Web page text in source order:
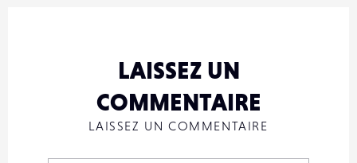
LAISSEZ UN
COMMENTAIRE
LAISSEZ UN COMMENTAIRE